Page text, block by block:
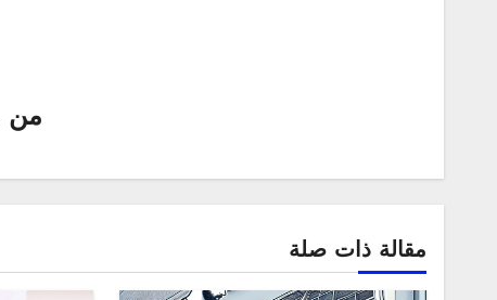
من
مقالة ذات صلة